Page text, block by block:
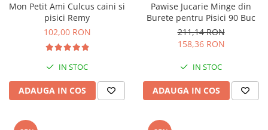
Diete Veterinare Caini
Suplimente Nutritive Caini
Cosuri, Culcusuri si Perne
Covorase Absorbante
Lese, zgarzi si hamuri
Lapte pentru Caini
Bult
Lovely Hunter
Sampoane si Balsamuri
Igiena Oculara
Mon Petit Ami Culcus caini si
pisici Remy
102,00 RON
IN STOC
ADAUGA IN COS
Pawise Jucarie Minge din
Burete pentru Pisici 90 Buc
211,14 RON
158,36 RON
IN STOC
ADAUGA IN COS